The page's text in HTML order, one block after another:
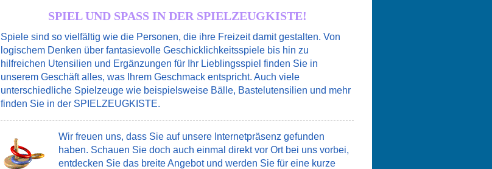
SPIEL UND SPASS IN DER SPIELZEUGKISTE!
Spiele sind so vielfältig wie die Personen, die ihre Freizeit damit gestalten. Von
logischem Denken über fantasievolle Geschicklichkeitsspiele bis hin zu
hilfreichen Utensilien und Ergänzungen für Ihr Lieblingsspiel finden Sie in
unserem Geschäft alles, was Ihrem Geschmack entspricht. Auch viele
unterschiedliche Spielzeuge wie beispielsweise Bälle, Bastelutensilien und mehr
finden Sie in der SPIELZEUGKISTE.
Wir freuen uns, dass Sie auf unsere Internetpräsenz gefunden
haben. Schauen Sie doch auch einmal direkt vor Ort bei uns vorbei,
entdecken Sie das breite Angebot und werden Sie für eine kurze